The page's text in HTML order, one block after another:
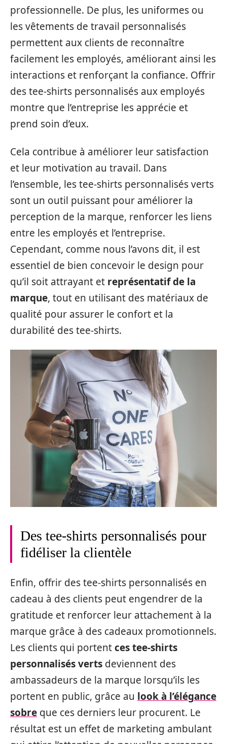
professionnelle. De plus, les uniformes ou
les vêtements de travail personnalisés
permettent aux clients de reconnaître
facilement les employés, améliorant ainsi les
interactions et renforçant la confiance. Offrir
des tee-shirts personnalisés aux employés
montre que l’entreprise les apprécie et
prend soin d’eux.
Cela contribue à améliorer leur satisfaction
et leur motivation au travail. Dans
l’ensemble, les tee-shirts personnalisés verts
sont un outil puissant pour améliorer la
perception de la marque, renforcer les liens
entre les employés et l’entreprise.
Cependant, comme nous l’avons dit, il est
essentiel de bien concevoir le design pour
qu’il soit attrayant et représentatif de la
marque, tout en utilisant des matériaux de
qualité pour assurer le confort et la
durabilité des tee-shirts.
Des tee-shirts personnalisés pour
fidéliser la clientèle
Enfin, offrir des tee-shirts personnalisés en
cadeau à des clients peut engendrer de la
gratitude et renforcer leur attachement à la
marque grâce à des cadeaux promotionnels.
Les clients qui portentces tee-shirts
personnalisés verts deviennent des
ambassadeurs de la marque lorsqu’ils les
portent en public, grâce au look à l’élégance
sobre que ces derniers leur procurent. Le
résultat est un effet de marketing ambulant